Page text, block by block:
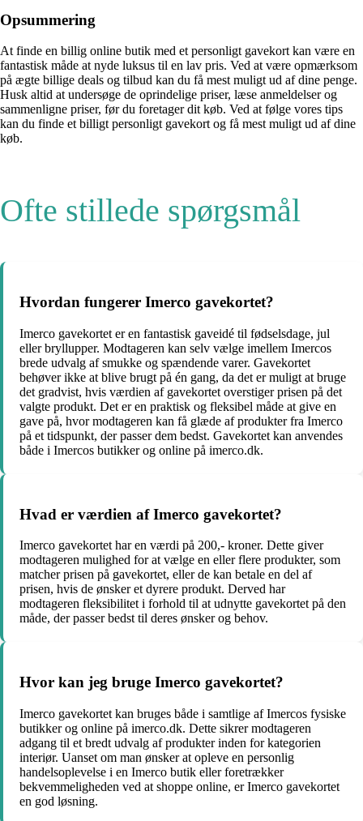
Opsummering
At finde en billig online butik med et personligt gavekort kan være en
fantastisk måde at nyde luksus til en lav pris. Ved at være opmærksom
på ægte billige deals og tilbud kan du få mest muligt ud af dine penge.
Husk altid at undersøge de oprindelige priser, læse anmeldelser og
sammenligne priser, før du foretager dit køb. Ved at følge vores tips
kan du finde et billigt personligt gavekort og få mest muligt ud af dine
køb.
Ofte stillede spørgsmål
Hvordan fungerer Imerco gavekortet?
Imerco gavekortet er en fantastisk gaveidé til fødselsdage, jul
eller bryllupper. Modtageren kan selv vælge imellem Imercos
brede udvalg af smukke og spændende varer. Gavekortet
behøver ikke at blive brugt på én gang, da det er muligt at bruge
det gradvist, hvis værdien af gavekortet overstiger prisen på det
valgte produkt. Det er en praktisk og fleksibel måde at give en
gave på, hvor modtageren kan få glæde af produkter fra Imerco
på et tidspunkt, der passer dem bedst. Gavekortet kan anvendes
både i Imercos butikker og online på imerco.dk.
Hvad er værdien af Imerco gavekortet?
Imerco gavekortet har en værdi på 200,- kroner. Dette giver
modtageren mulighed for at vælge en eller flere produkter, som
matcher prisen på gavekortet, eller de kan betale en del af
prisen, hvis de ønsker et dyrere produkt. Derved har
modtageren fleksibilitet i forhold til at udnytte gavekortet på den
måde, der passer bedst til deres ønsker og behov.
Hvor kan jeg bruge Imerco gavekortet?
Imerco gavekortet kan bruges både i samtlige af Imercos fysiske
butikker og online på imerco.dk. Dette sikrer modtageren
adgang til et bredt udvalg af produkter inden for kategorien
interiør. Uanset om man ønsker at opleve en personlig
handelsoplevelse i en Imerco butik eller foretrækker
bekvemmeligheden ved at shoppe online, er Imerco gavekortet
en god løsning.